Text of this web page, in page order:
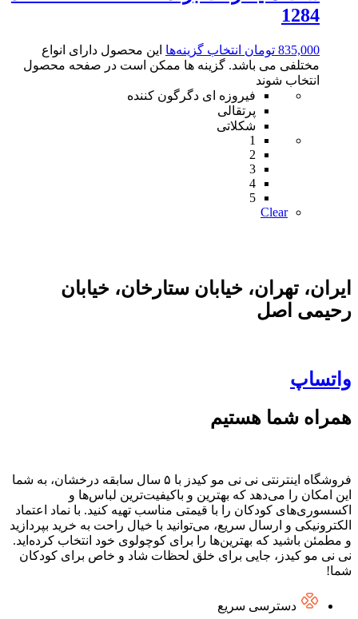
1284
835,000 تومان انتخاب گزینه‌ها این محصول دارای انواع
مختلفی می باشد. گزینه ها ممکن است در صفحه محصول
انتخاب شوند
فیروزه ای دگرگون کننده
پرتقالی
شکلاتی
1
2
3
4
5
Clear
ایران، تهران، خیابان ستارخان، خیابان
رحیمی اصل
واتساپ
همراه شما هستیم
فروشگاه اینترنتی نی نی مو کیدز با ۵ سال سابقه درخشان، به شما
این امکان را می‌دهد که بهترین و باکیفیت‌ترین لباس‌ها و
اکسسوری‌های کودکان را با قیمتی مناسب تهیه کنید. با نماد اعتماد
الکترونیکی و ارسال سریع، می‌توانید با خیال راحت به خرید بپردازید
و مطمئن باشید که بهترین‌ها را برای کوچولوی خود انتخاب کرده‌اید.
نی نی مو کیدز، جایی برای خلق لحظات شاد و خاص برای کودکان
شما!
دسترسی سریع